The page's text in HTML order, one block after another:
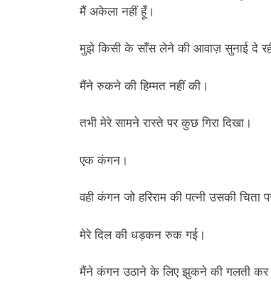
मैं अकेला नहीं हूँ।
मुझे किसी के साँस लेने की आवाज़ सुनाई दे
मैंने रुकने की हिम्मत नहीं की।
तभी मेरे सामने रास्ते पर कुछ गिरा दिखा।
एक कंगन।
वही कंगन जो हरिराम की पत्नी उसकी
मेरे दिल की धड़कन रुक गई।
मैंने कंगन उठाने के लिए झुकने की गलती कर